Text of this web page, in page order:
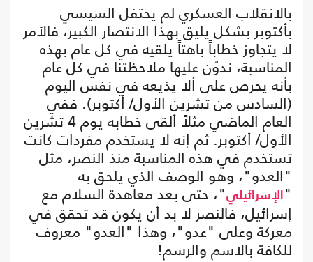
بالانقلاب العسكري لم يحتفل السيسي
بأكتوبر بشكل يليق بهذا الانتصار الكبير، فالأمر
لا يتجاوز خطاباً باهتاً يلقيه في كل عام بهذه
المناسبة، ندوّن عليها ملاحظتنا في كل عام
بأنه يحرص على ألا يذيعه في نفس اليوم
(السادس من تشرين الأول/ أكتوبر). ففي
العام الماضي مثلاً ألقى خطابه يوم 4 تشرين
الأول/ أكتوبر. ثم إنه لا يستخدم مفردات كانت
تستخدم في هذه المناسبة منذ النصر، مثل
"العدو"، وهو الوصف الذي يلحق به
" الإسرائيلي"، حتى بعد معاهدة السلام مع
إسرائيل، فالنصر لا بد أن يكون قد تحقق في
معركة وعلى "عدو"، وهذا "العدو" معروف
للكافة بالاسم والرسم!